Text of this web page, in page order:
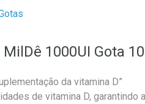
1000UI Gota
da vitamina D”
de vitamina D, garantindo